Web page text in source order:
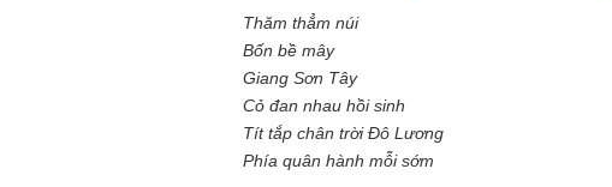
Thăm thẳm núi
Bốn bề mây
Giang Sơn Tây
Cỏ đan nhau hồi sinh
Tít tắp chân trời Đô Lương
Phía quân hành mỗi sớm